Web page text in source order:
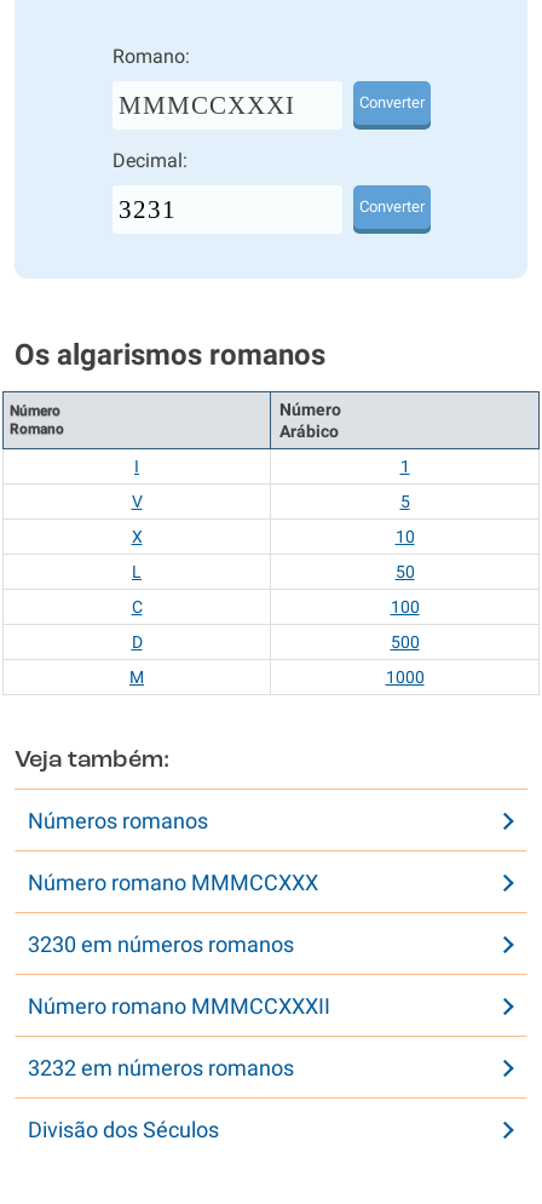
Romano:
MMMCCXXXI Converter
Decimal:
Converter
Os algarismos romanos
Número
Romano
Número
Arábico
I
1
V
5
X
10
L
50
C
100
D
500
M
1000
Veja também:
Números romanos
Número romano MMMCCXXX
3230 em números romanos
Número romano MMMCCXXXII
3232 em números romanos
Divisão dos Séculos